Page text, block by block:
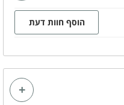
מטבח מאובזרהוסף חוות דעת